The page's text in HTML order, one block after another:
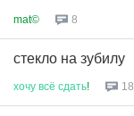
mat© 8
стекло на зубилу
хочу всё сдать! 18